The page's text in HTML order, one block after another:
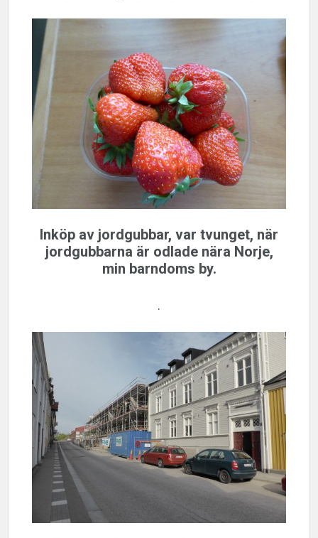
Inköp av jordgubbar, var tvunget, när
jordgubbarna är odlade nära Norje,
min barndoms by.
.